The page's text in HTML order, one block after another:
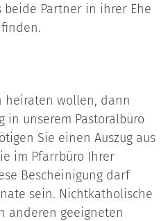
beide Partner in ihrer Ehe
heiraten wollen, dann
in unserem Pastoralbüro
Sie einen Auszug aus
im Pfarrbüro Ihrer
Bescheinigung darf
sein. Nichtkatholische
anderen geeigneten